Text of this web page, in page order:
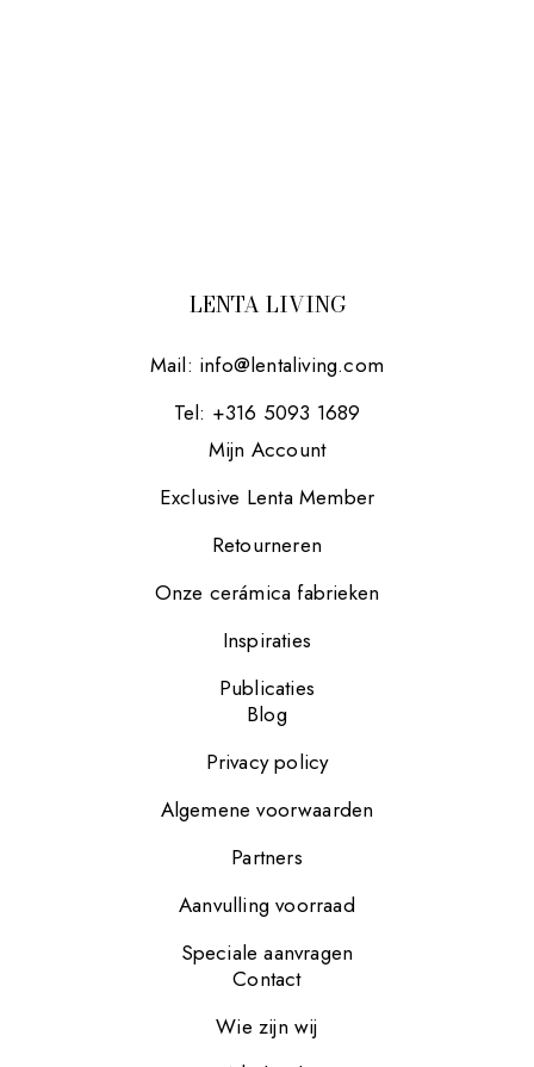
LENTA LIVING
Mail: info@lentaliving.com
Tel: +316 5093 1689
Mijn Account
Exclusive Lenta Member
Retourneren
Onze cerámica fabrieken
Inspiraties
Publicaties
Blog
Privacy policy
Algemene voorwaarden
Partners
Aanvulling voorraad
Speciale aanvragen
Contact
Wie zijn wij